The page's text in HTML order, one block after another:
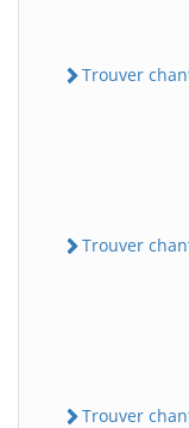
Trouver
Trouver
Trouver